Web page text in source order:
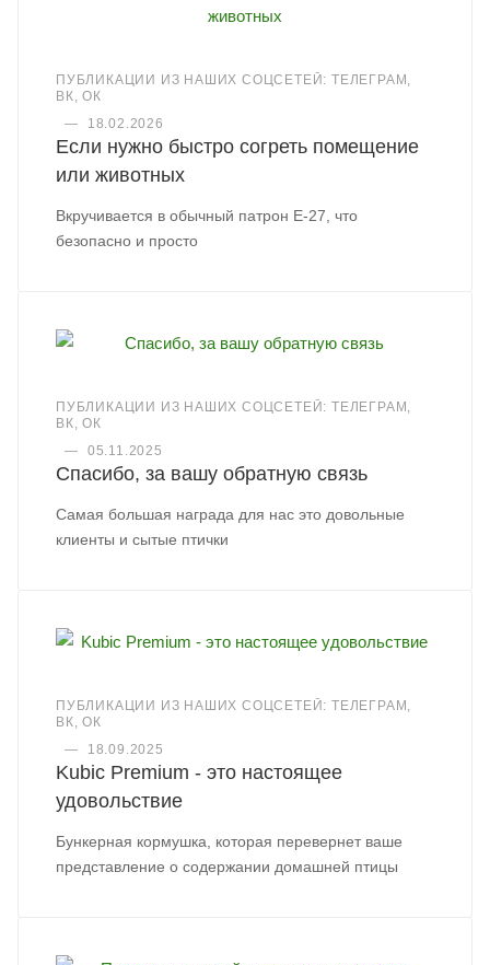
ПУБЛИКАЦИИ ИЗ НАШИХ СОЦСЕТЕЙ: ТЕЛЕГРАМ,
ВК, ОК
—
18.02.2026
Если нужно быстро согреть помещение
или животных
Вкручивается в обычный патрон Е-27, что
безопасно и просто
ПУБЛИКАЦИИ ИЗ НАШИХ СОЦСЕТЕЙ: ТЕЛЕГРАМ,
ВК, ОК
—
05.11.2025
Спасибо, за вашу обратную связь
Самая большая награда для нас это довольные
клиенты и сытые птички
ПУБЛИКАЦИИ ИЗ НАШИХ СОЦСЕТЕЙ: ТЕЛЕГРАМ,
ВК, ОК
—
18.09.2025
Kubic Premium - это настоящее
удовольствие
Бункерная кормушка, которая перевернет ваше
представление о содержании домашней птицы